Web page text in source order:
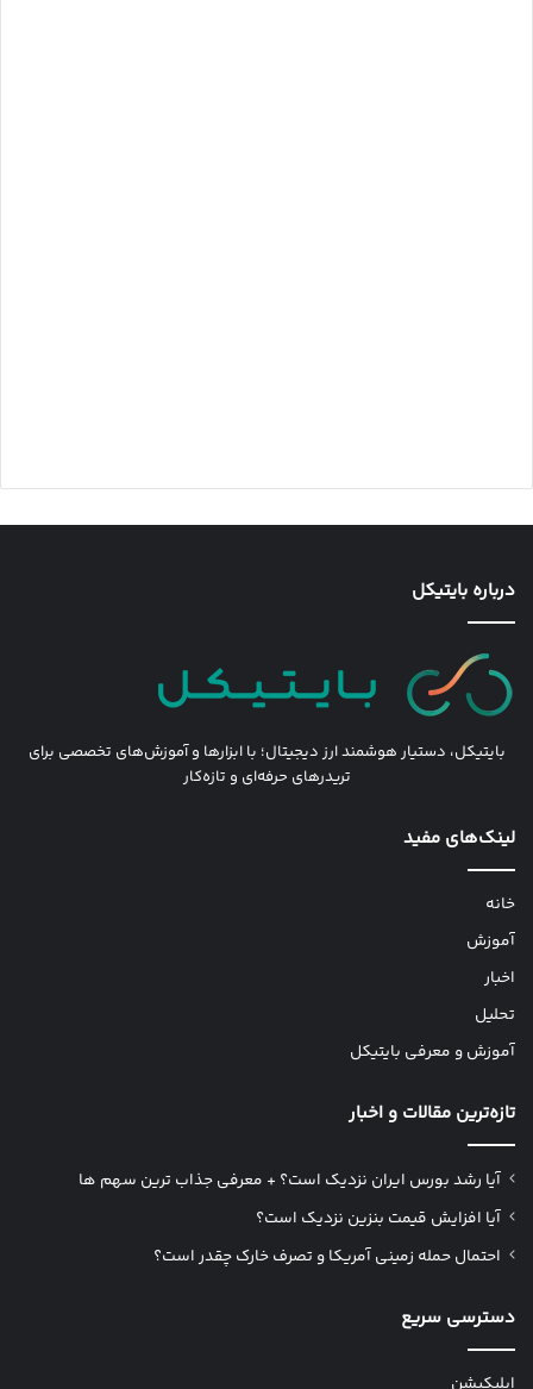
درباره بایتیکل
بایتیکل، دستیار هوشمند ارز دیجیتال؛ با ابزارها و آموزش‌های تخصصی برای
تریدرهای حرفه‌ای و تازه‌کار
لینک‌های مفید
خانه
آموزش
اخبار
تحلیل
آموزش و معرفی بایتیکل
تازه‌ترین مقالات و اخبار
آیا رشد بورس ایران نزدیک است؟ + معرفی جذاب ترین سهم ها
آیا افزایش قیمت بنزین نزدیک است؟
احتمال حمله زمینی آمریکا و تصرف خارک چقدر است؟
دسترسی سریع